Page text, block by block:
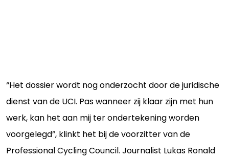
“Het dossier wordt nog onderzocht door de juridische
dienst van de UCI. Pas wanneer zij klaar zijn met hun
werk, kan het aan mij ter ondertekening worden
voorgelegd”, klinkt het bij de voorzitter van de
Professional Cycling Council. Journalist Lukas Ronald